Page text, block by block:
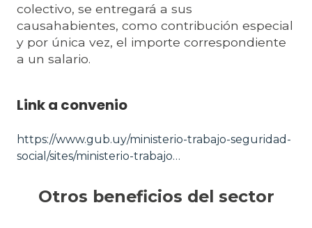
colectivo, se entregará a sus
causahabientes, como contribución especial
y por única vez, el importe correspondiente
a un salario.
Link a convenio
https://www.gub.uy/ministerio-trabajo-seguridad-
social/sites/ministerio-trabajo…
Otros beneficios del sector